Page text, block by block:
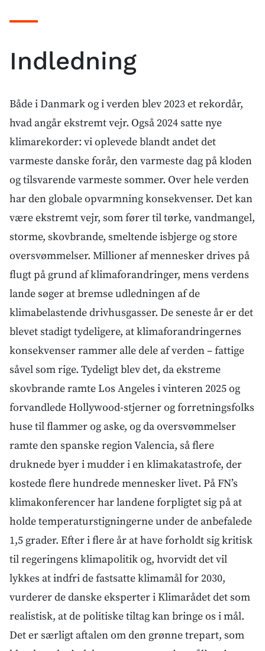
Indledning
Både i Danmark og i verden blev 2023 et rekordår,
hvad angår ekstremt vejr. Også 2024 satte nye
klimarekorder: vi oplevede blandt andet det
varmeste danske forår, den varmeste dag på kloden
og tilsvarende varmeste sommer. Over hele verden
har den globale opvarmning konsekvenser. Det kan
være ekstremt vejr, som fører til tørke, vandmangel,
storme, skovbrande, smeltende isbjerge og store
oversvømmelser. Millioner af mennesker drives på
flugt på grund af klimaforandringer, mens verdens
lande søger at bremse udledningen af de
klimabelastende drivhusgasser. De seneste år er det
blevet stadigt tydeligere, at klimaforandringernes
konsekvenser rammer alle dele af verden – fattige
såvel som rige. Tydeligt blev det, da ekstreme
skovbrande ramte Los Angeles i vinteren 2025 og
forvandlede Hollywood-stjerner og forretningsfolks
huse til flammer og aske, og da oversvømmelser
ramte den spanske region Valencia, så flere
druknede byer i mudder i en klimakatastrofe, der
kostede flere hundrede mennesker livet. På FN’s
klimakonferencer har landene forpligtet sig på at
holde temperaturstigningerne under de anbefalede
1,5 grader. Efter i flere år at have forholdt sig kritisk
til regeringens klimapolitik og, hvorvidt det vil
lykkes at indfri de fastsatte klimamål for 2030,
vurderer de danske eksperter i Klimarådet det som
realistisk, at de politiske tiltag kan bringe os i mål.
Det er særligt aftalen om den grønne trepart, som